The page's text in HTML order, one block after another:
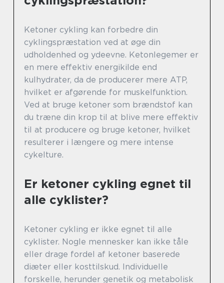
Ketoner cykling kan forbedre din
cyklingspræstation ved at øge din
udholdenhed og ydeevne. Ketonlegemer er
en mere effektiv energikilde end
kulhydrater, da de producerer mere ATP,
hvilket er afgørende for muskelfunktion.
Ved at bruge ketoner som brændstof kan
du træne din krop til at blive mere effektiv
til at producere og bruge ketoner, hvilket
resulterer i længere og mere intense
cykelture.
Er ketoner cykling egnet til
alle cyklister?
Ketoner cykling er ikke egnet til alle
cyklister. Nogle mennesker kan ikke tåle
eller drage fordel af ketoner baserede
diæter eller kosttilskud. Individuelle
forskelle, herunder genetik og metabolisk